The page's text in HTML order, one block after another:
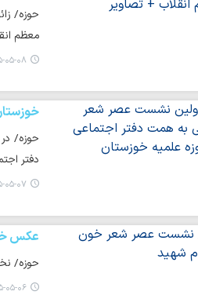
حوزه/
معظم
۱۴۰۵-۰۵-
حوزه/
دفتر
۱۴۰۵-۰۵-
عکس
حوزه/
۱۴۰۵-۰۵-